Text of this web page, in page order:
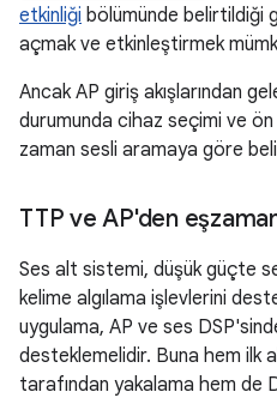
etkinliği bölümünde belirtildiği
açmak ve etkinleştirmek
Ancak AP giriş akışlarından
durumunda cihaz seçimi ve
zaman sesli aramaya göre
TTP ve AP'den
Ses alt sistemi, düşük güçte
kelime algılama işlevlerini
uygulama, AP ve ses
desteklemelidir. Buna hem ilk
tarafından yakalama hem de